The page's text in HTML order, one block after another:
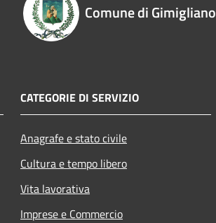
Comune di Gimigliano
CATEGORIE DI SERVIZIO
Anagrafe e stato civile
Cultura e tempo libero
Vita lavorativa
Imprese e Commercio